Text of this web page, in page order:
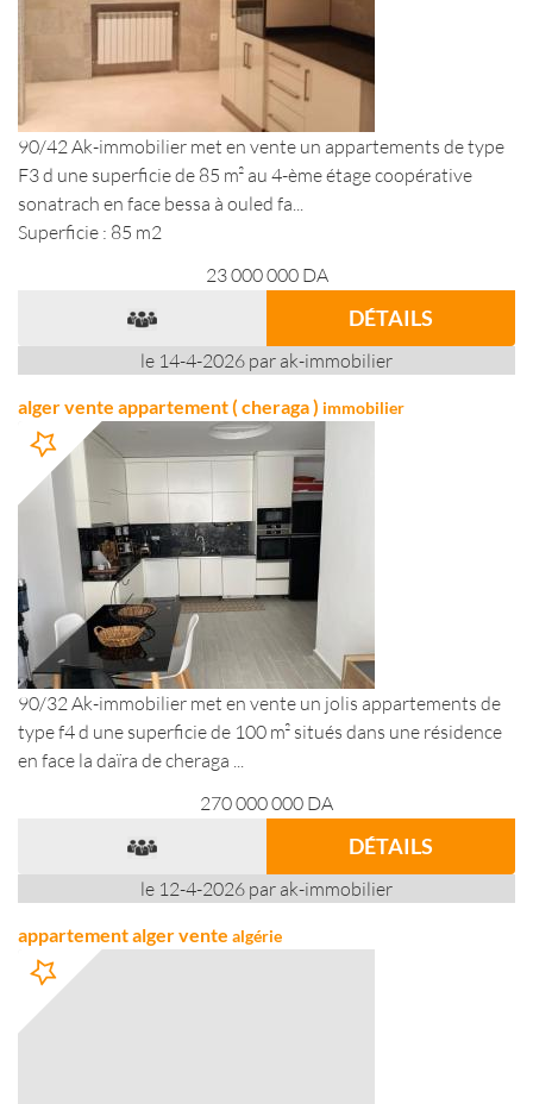
90/42 Ak-immobilier met en vente un appartements de type
F3 d une superficie de 85 m² au 4-ème étage coopérative
sonatrach en face bessa à ouled fa...
Superficie : 85 m2
23 000 000 DA
DÉTAILS
le 14-4-2026 par ak-immobilier
alger vente appartement ( cheraga ) immobilier
90/32 Ak-immobilier met en vente un jolis appartements de
type f4 d une superficie de 100 m² situés dans une résidence
en face la daïra de cheraga ...
270 000 000 DA
DÉTAILS
le 12-4-2026 par ak-immobilier
appartement alger vente algérie